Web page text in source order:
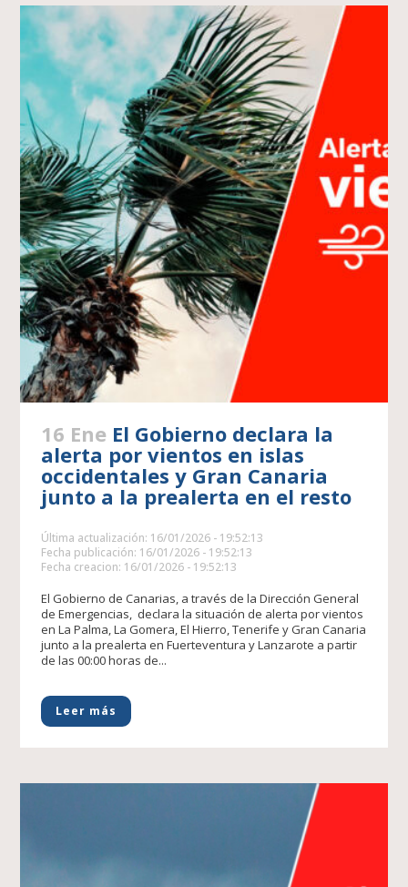
16 Ene El Gobierno declara la
alerta por vientos en islas
occidentales y Gran Canaria
junto a la prealerta en el resto
Última actualización: 16/01/2026 - 19:52:13
Fecha publicación: 16/01/2026 - 19:52:13
Fecha creacion: 16/01/2026 - 19:52:13
El Gobierno de Canarias, a través de la Dirección General
de Emergencias, declara la situación de alerta por vientos
en La Palma, La Gomera, El Hierro, Tenerife y Gran Canaria
junto a la prealerta en Fuerteventura y Lanzarote a partir
de las 00:00 horas de...
Leer más